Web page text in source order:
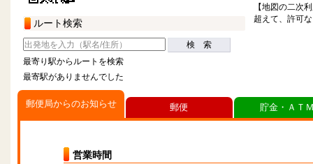
ルート検索
検 索
最寄り駅からルートを検索
最寄駅がありませんでした
【地図の二次
超えて、許可
郵便局からのお知らせ
営業時間
郵便 貯金・ＡＴ